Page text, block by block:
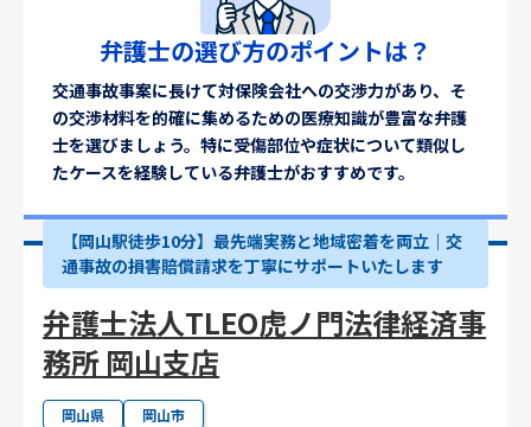
弁護士の選び方のポイントは？
交通事故事案に長けて対保険会社への交渉力があり、そ
の交渉材料を的確に集めるための医療知識が豊富な弁護
士を選びましょう。特に受傷部位や症状について類似し
たケースを経験している弁護士がおすすめです。
【岡山駅徒歩10分】最先端実務と地域密着を両立｜交
通事故の損害賠償請求を丁寧にサポートいたします
弁護士法人TLEO虎ノ門法律経済事
務所 岡山支店
岡山県 岡山市